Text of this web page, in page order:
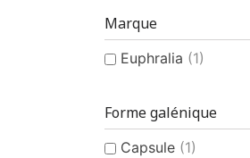
Marque
Euphralia (1)
Forme galénique
Capsule (1)